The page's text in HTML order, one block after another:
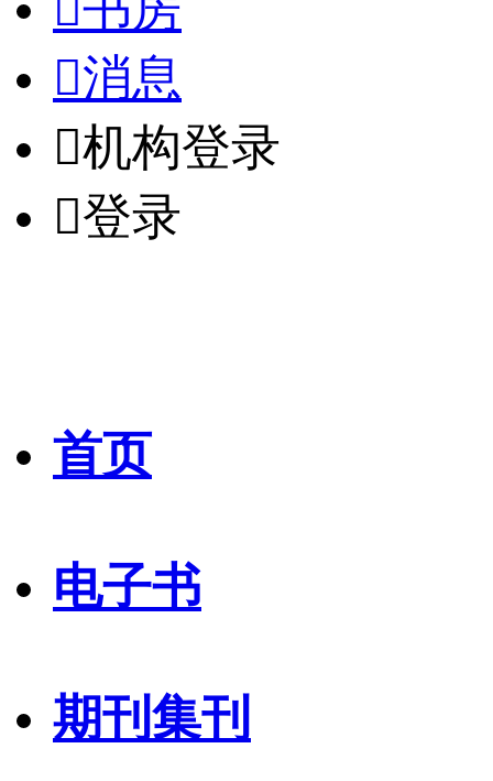
消息
机构登录
登录
首页
电子书
期刊集刊